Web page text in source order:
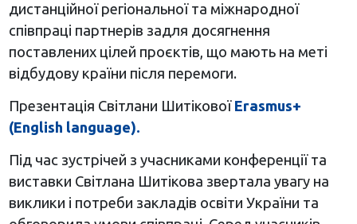
дистанційної регіональної та міжнародної
співпраці партнерів задля досягнення
поставлених цілей проєктів, що мають на меті
відбудову країни після перемоги.
Презентація Світлани Шитікової Erasmus+
(English language).
Під час зустрічей з учасниками конференції та
виставки Світлана Шитікова звертала увагу на
виклики і потреби закладів освіти України та